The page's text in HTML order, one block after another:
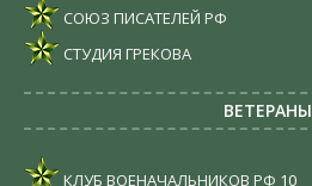
СОЮЗ ПИСАТЕЛЕЙ РФ
СТУДИЯ ГРЕКОВА
ВЕТЕРАНЫ
КЛУБ ВОЕНАЧАЛЬНИКОВ РФ 10